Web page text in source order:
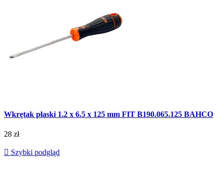
Wkrętak płaski 1.2 x 6.5 x 125 mm FIT B190.065.125 BAHCO
28 zł
 Szybki podgląd